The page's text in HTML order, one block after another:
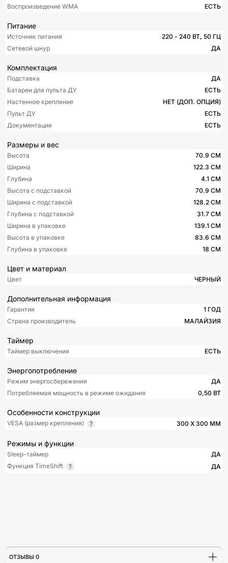
Воспроизведение WMA ЕСТЬ
Питание
Источник питания
220 - 240 ВТ, 50 ГЦ
Сетевой шнур
ДА
Комплектация
Подставка
ДА
Батареи для пульта ДУ
ЕСТЬ
Настенное крепление
НЕТ (ДОП. ОПЦИЯ)
Пульт ДУ
ЕСТЬ
Документация
ЕСТЬ
Размеры и вес
Высота
70.9 СМ
Ширина
122.3 СМ
Глубина
4.1 СМ
Высота с подставкой
70.9 СМ
Ширина с подставкой
128.2 СМ
Глубина с подставкой
31.7 СМ
Ширина в упаковке
139.1 СМ
Высота в упаковке
83.6 СМ
Глубина в упаковке
18 СМ
Цвет и материал
Цвет ЧЕРНЫЙ
Дополнительная информация
Гарантия
1 ГОД
Страна производитель
МАЛАЙЗИЯ
Таймер
Таймер выключения ЕСТЬ
Энергопотребление
Режим энергосбережения
ДА
Потребляемая мощность в режиме ожидания
0,50 ВТ
Особенности конструкции
VESA (размер крепления) 300 X 300 ММ
Режимы и функции
Sleep-таймер
ДА
Функция TimeShift
ДА
ОТЗЫВЫ 0